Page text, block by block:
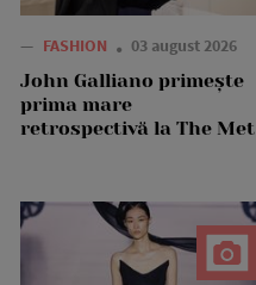
— FASHION 03 august 2026
John Galliano primește
prima mare
retrospectivă la The Met